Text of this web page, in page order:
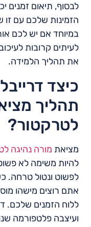
לבסוף, תיאום זמנים
הזמינות שלכם עם זו
במיוחד אם יש לכם
לעיתים קרובות
את תהליך הלמידה.
כיצד
תהליך
לטרקטור?
מציאת מורה נהיגה
להיות משימה לא
לפשוט ונטול טרחה.
אתם רוצים מישהו
ללוח הזמנים שלכם.
ועיצבה פלטפורמה